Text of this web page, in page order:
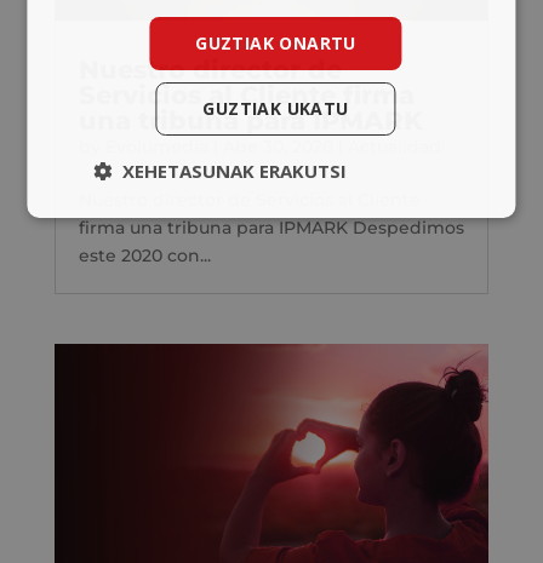
Nuestro director de
Servicios al Cliente firma
una tribuna para IPMARK
firma una tribuna para IPMARK Despedimos
este 2020 con...
GUZTIAK ONARTU
GUZTIAK UKATU
XEHETASUNAK ERAKUTSI